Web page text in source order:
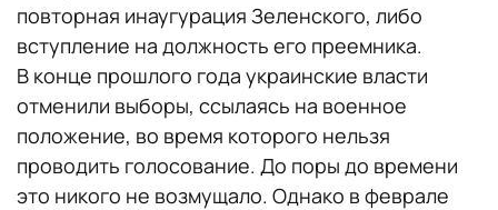
повторная инаугурация Зеленского, либо
вступление на должность его преемника.
В конце прошлого года украинские власти
отменили выборы, ссылаясь на военное
положение, во время которого нельзя
проводить голосование. До поры до времени
это никого не возмущало. Однако в феврале